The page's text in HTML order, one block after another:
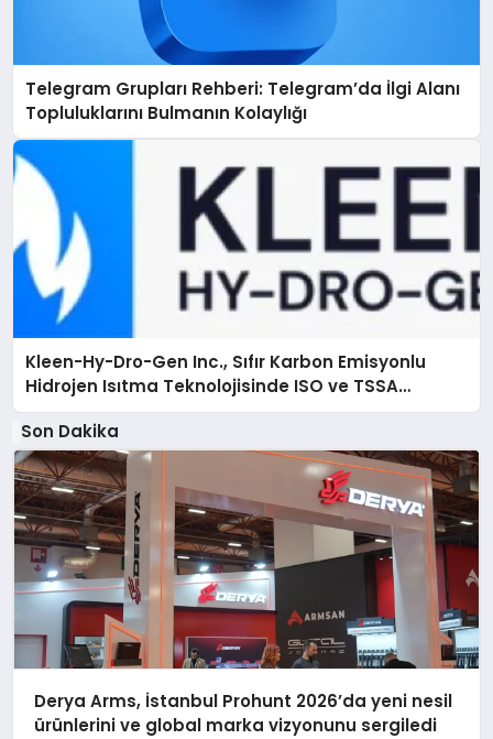
Telegram Grupları Rehberi: Telegram’da İlgi Alanı
Topluluklarını Bulmanın Kolaylığı
Kleen-Hy-Dro-Gen Inc., Sıfır Karbon Emisyonlu
Hidrojen Isıtma Teknolojisinde ISO ve TSSA
Düzenleyici Onaylarını Aldı
Son Dakika
Derya Arms, İstanbul Prohunt 2026’da yeni nesil
ürünlerini ve global marka vizyonunu sergiledi